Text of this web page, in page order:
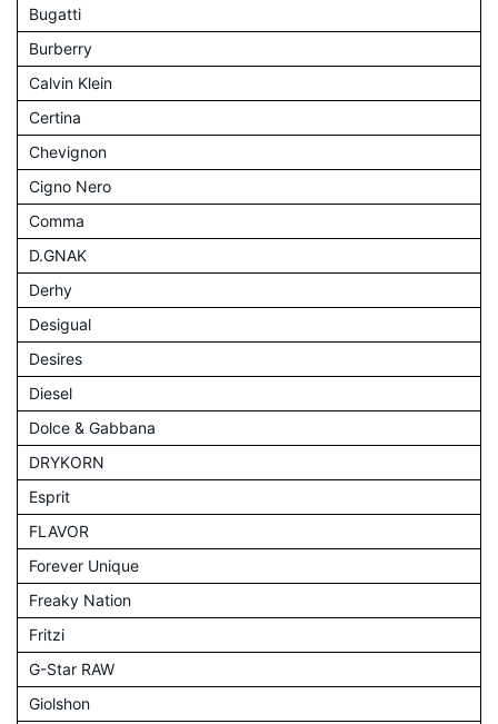
Bugatti
Burberry
Calvin Klein
Certina
Chevignon
Cigno Nero
Comma
D.GNAK
Derhy
Desigual
Desires
Diesel
Dolce & Gabbana
DRYKORN
Esprit
FLAVOR
Forever Unique
Freaky Nation
Fritzi
G-Star RAW
Giolshon